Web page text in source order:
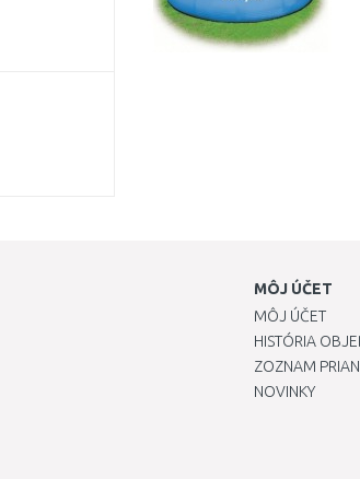
MÔJ ÚČET
MÔJ ÚČET
HISTÓRIA
ZOZNAM
NOVINKY